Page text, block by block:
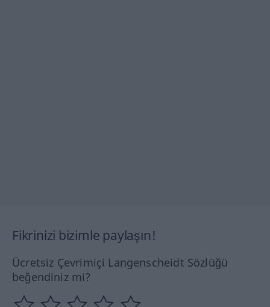
Fikrinizi bizimle paylaşın!
Ücretsiz Çevrimiçi Langenscheidt Sözlüğü
beğendiniz mi?